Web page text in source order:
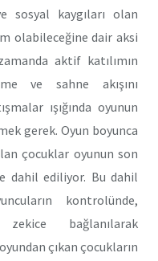
sosyal kaygıları olan
olabileceğine dair aksi
aktif katılımın
ve sahne akışını
ışığında oyunun
gerek. Oyun boyunca
çocuklar oyunun son
dahil ediliyor. Bu dahil
kontrolünde,
bağlanılarak
çıkan çocukların